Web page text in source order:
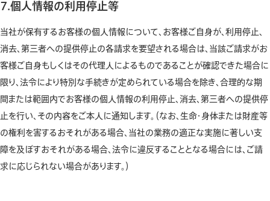
7.個人情報の利用停止等
当社が保有するお客様の個人情報について、お客様ご自身が、利用停止、
消去、第三者への提供停止の各請求を要望される場合は、当該ご請求がお
客様ご自身もしくはその代理人によるものであることが確認できた場合に
限り、法令により特別な手続きが定められている場合を除き、合理的な期
間または範囲内でお客様の個人情報の利用停止、消去、第三者への提供停
止を行い、その内容をご本人に通知します。（なお、生命・身体または財産等
の権利を害するおそれがある場合、当社の業務の適正な実施に著しい支
障を及ぼすおそれがある場合、法令に違反することとなる場合には、ご請
求に応じられない場合があります。）